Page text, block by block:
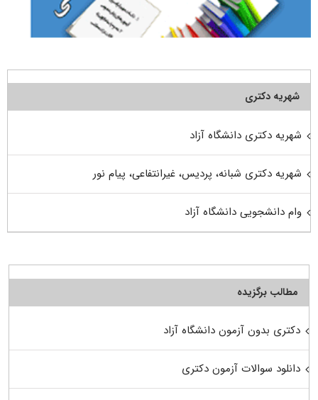
شهریه دکتری
شهریه دکتری دانشگاه آزاد
شهریه دکتری شبانه، پردیس، غیرانتفاعی، پیام نور
وام دانشجویی دانشگاه آزاد
مطالب برگزیده
دکتری بدون آزمون دانشگاه آزاد
دانلود سوالات آزمون دکتری